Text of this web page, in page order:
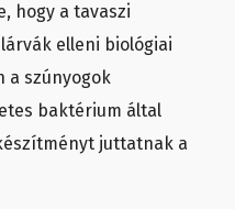
hogy a tavaszi
elleni biológiai
a szúnyogok
baktérium által
juttatnak a